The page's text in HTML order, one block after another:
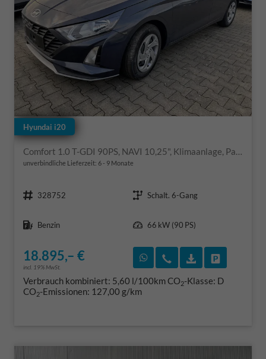
Hyundai i20
Comfort 1.0 T-GDI 90PS, NAVI 10,25", Klimaanlage, Parksensoren hinten, Rückfahrkamera, Tempomat, Lederlenkrad, Reserverad, Alarm, Armlehne, ZV mit Fernbedienung, Fernlichtassistent, 4x elektr. Fensterheber
unverbindliche Lieferzeit: 6 - 9 Monate
328752
Schalt. 6-Gang
Benzin
66 kW (90 PS)
18.895,– €
incl. 19% MwSt.
Rückruf vereinbaren
Wir rufen Sie an
Verbrauch kombiniert: 5,60 l/100kmCO2-Klasse: D
CO2-Emissionen: 127,00 g/km